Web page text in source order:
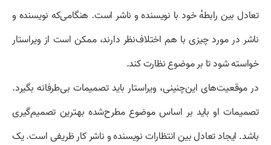
تعادل بین رابطهٔ خود با نویسنده و ناشر است. هنگامی‌که نویسنده و
ناشر در مورد چیزی با هم اختلاف‌نظر دارند، ممکن است از ویراستار
خواسته شود تا بر موضوع نظارت کند.
در موقعیت‌های این‌چنینی، ویراستار باید تصمیمات بی‌طرفانه بگیرد.
تصمیمات او باید بر اساس موضوع مطرح‌شده بهترین تصمیم‌گیری
باشد. ایجاد تعادل بین انتظارات نویسنده و ناشر کار ظریفی است. یک